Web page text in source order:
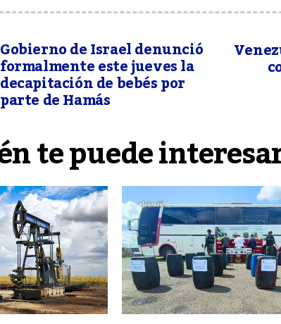
Gobierno de Israel denunció
formalmente este jueves la
decapitación de bebés por
parte de Hamás
te puede